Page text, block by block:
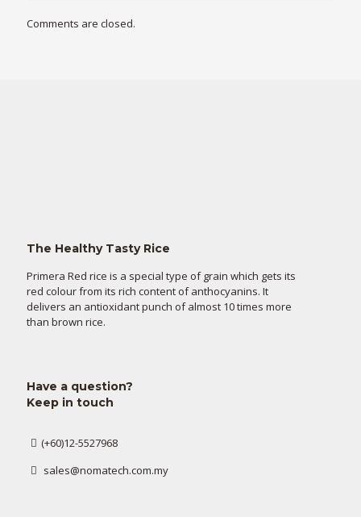
Comments are closed.
The Healthy Tasty Rice
Primera Red rice is a special type of grain which gets its
red colour from its rich content of anthocyanins. It
delivers an antioxidant punch of almost 10 times more
than brown rice.
Have a question?
Keep in touch
(+60)12-5527968
sales@nomatech.com.my